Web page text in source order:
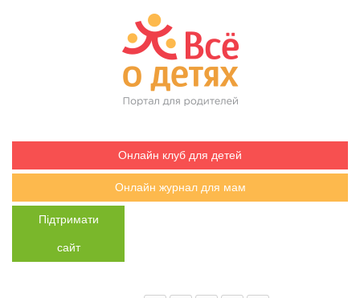
Онлайн клуб для детей
Онлайн журнал для мам
Підтримати
сайт